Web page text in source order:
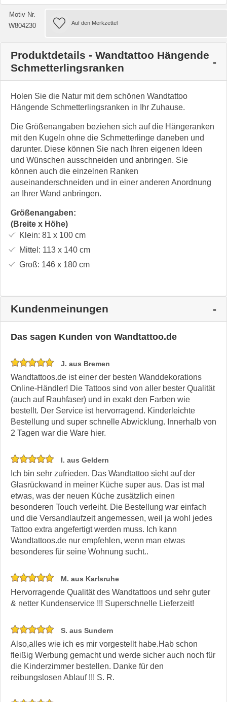
Motiv Nr.
W804230
Produktdetails - Wandtattoo Hängende
Schmetterlingsranken
Holen Sie die Natur mit dem schönen Wandtattoo
Hängende Schmetterlingsranken in Ihr Zuhause.
Die Größenangaben beziehen sich auf die Hängeranken
mit den Kugeln ohne die Schmetterlinge daneben und
darunter. Diese können Sie nach Ihren eigenen Ideen
und Wünschen ausschneiden und anbringen. Sie
können auch die einzelnen Ranken
auseinanderschneiden und in einer anderen Anordnung
an Ihrer Wand anbringen.
Größenangaben:
(Breite x Höhe)
Klein: 81 x 100cm
Mittel: 113 x 140cm
Groß: 146 x 180cm
Kundenmeinungen
Das sagen Kunden von Wandtattoo.de
J. aus Bremen
Wandtattoos.de ist einer der besten Wanddekorations
Online-Händler! Die Tattoos sind von aller bester Qualität
(auch auf Rauhfaser) und in exakt den Farben wie
bestellt. Der Service ist hervorragend. Kinderleichte
Bestellung und super schnelle Abwicklung. Innerhalb von
2 Tagen war die Ware hier.
I. aus Geldern
Ich bin sehr zufrieden. Das Wandtattoo sieht auf der
Glasrückwand in meiner Küche super aus. Das ist mal
etwas, was der neuen Küche zusätzlich einen
besonderen Touch verleiht. Die Bestellung war einfach
und die Versandlaufzeit angemessen, weil ja wohl jedes
Tattoo extra angefertigt werden muss. Ich kann
Wandtattoos.de nur empfehlen, wenn man etwas
besonderes für seine Wohnung sucht..
M. aus Karlsruhe
Hervorragende Qualität des Wandtattoos und sehr guter
& netter Kundenservice !!! Superschnelle Lieferzeit!
S. aus Sundern
Also,alles wie ich es mir vorgestellt habe.Hab schon
fleißig Werbung gemacht und werde sicher auch noch für
die Kinderzimmer bestellen. Danke für den
reibungslosen Ablauf !!! S. R.